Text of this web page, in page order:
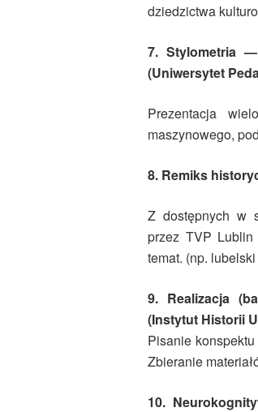
dziedzictwa
7. Stylometria
(Uniwersytet
Prezentacja
maszynowego,
8. Remiks
Z dostępnych w
przez TVP
temat. (np.
9. Realizacja
(Instytut Historii
Pisanie
Zbieranie
10.